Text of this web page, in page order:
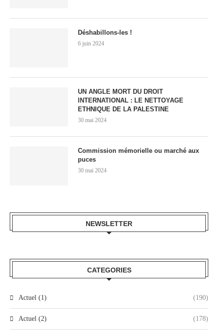
Déshabillons-les !
6 juin 2024
UN ANGLE MORT DU DROIT
INTERNATIONAL : LE NETTOYAGE
ETHNIQUE DE LA PALESTINE
30 mai 2024
Commission mémorielle ou marché aux
puces
30 mai 2024
NEWSLETTER
CATEGORIES
Actuel (1) (190)
Actuel (2) (178)